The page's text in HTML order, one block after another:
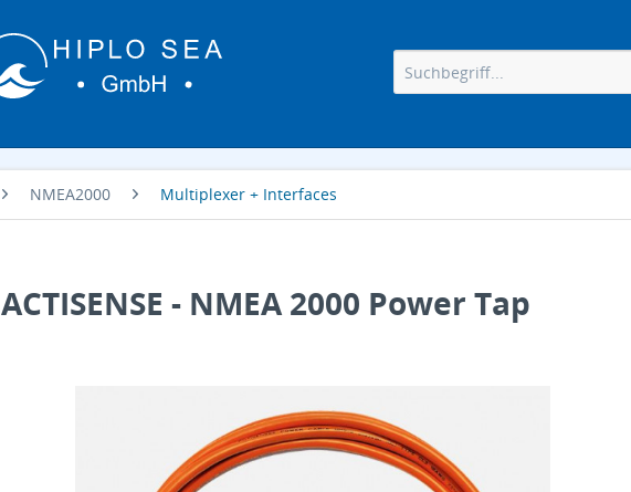
NMEA2000 Multiplexer + Interfaces
ACTISENSE - NMEA 2000 Power Tap